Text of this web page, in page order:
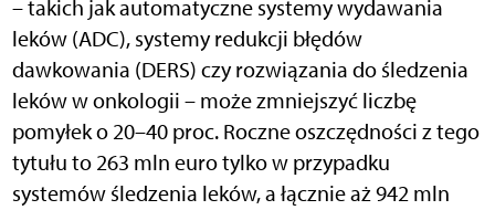
– takich jak automatyczne systemy wydawania
leków (ADC), systemy redukcji błędów
dawkowania (DERS) czy rozwiązania do śledzenia
leków w onkologii – może zmniejszyć liczbę
pomyłek o 20–40 proc. Roczne oszczędności z tego
tytułu to 263 mln euro tylko w przypadku
systemów śledzenia leków, a łącznie aż 942 mln